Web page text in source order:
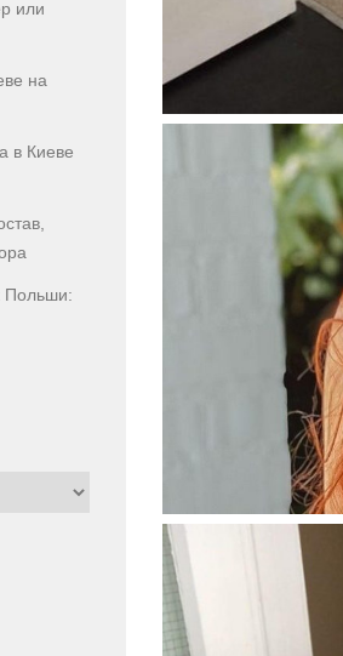
или
на
в Киеве
Польши: